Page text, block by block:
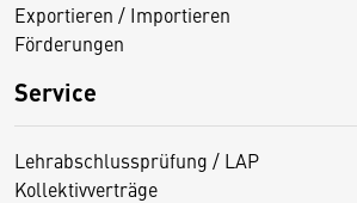
Exportieren / Importieren
Förderungen
Service
Lehrabschlussprüfung / LAP
Kollektivverträge